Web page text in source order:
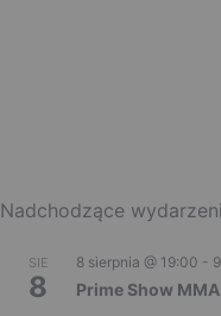
Nadchodzące
SIE
8
8 sierpnia @ 19:00 -
Prime Show